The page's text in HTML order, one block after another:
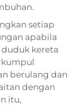
setiap
apabila
kereta
berulang dan
dengan
itu,